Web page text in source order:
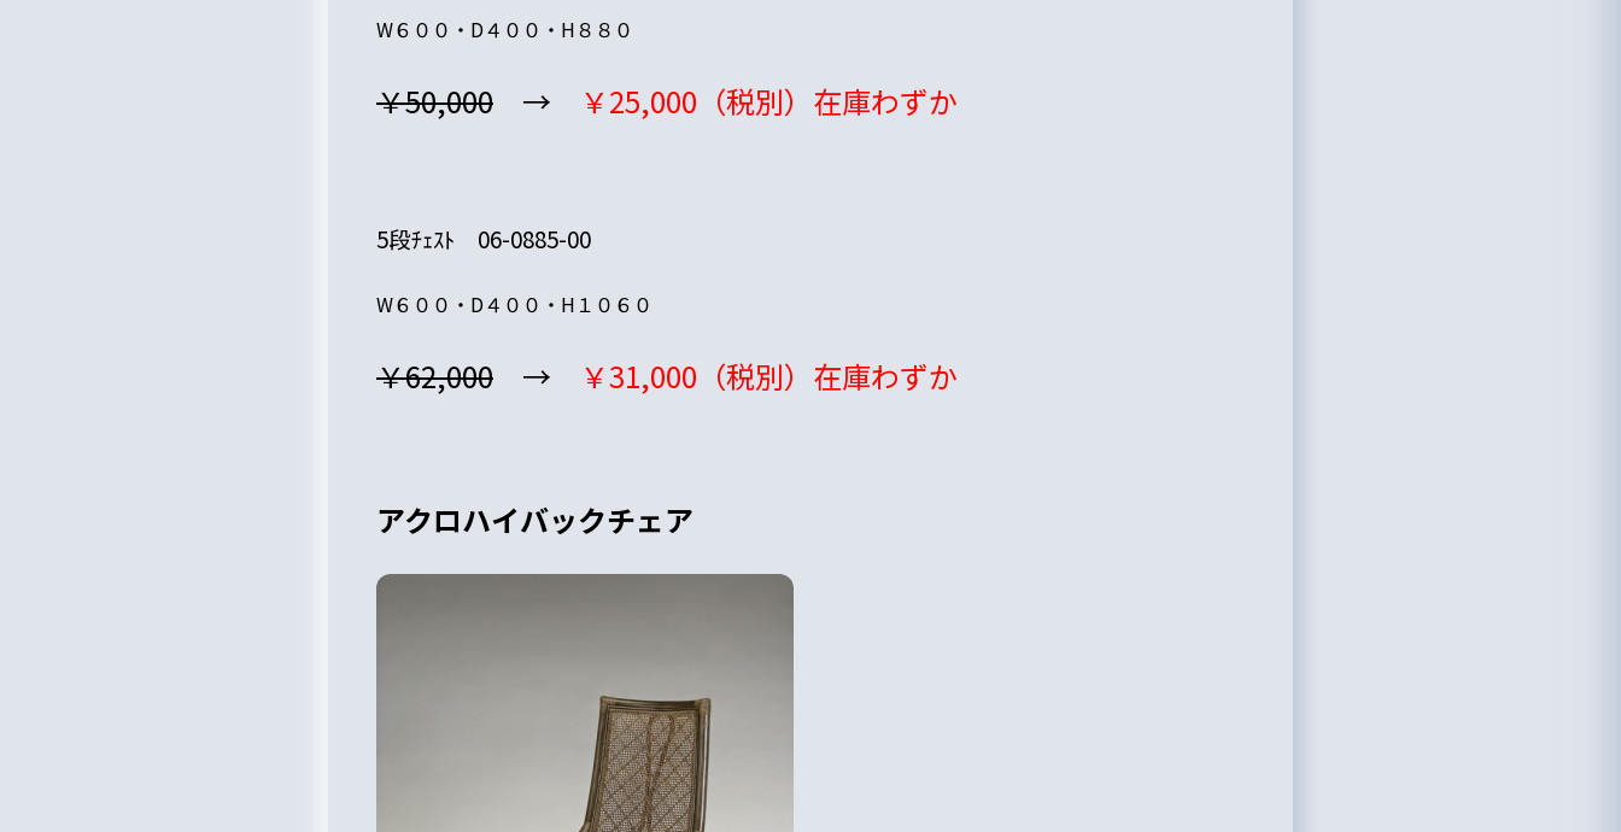
W６００・D４００・H８８０
￥50,000 → ￥25,000（税別）在庫わずか
5段ﾁｪｽﾄ 06-0885-00
W６００・D４００・H１０６０
￥62,000 → ￥31,000（税別）在庫わずか
アクロハイバックチェア